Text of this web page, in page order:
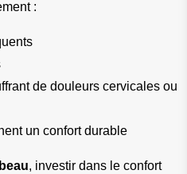
:
de douleurs cervicales ou
un confort durable
, investir dans le confort